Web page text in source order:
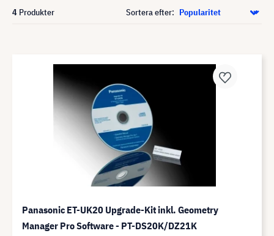
4 Produkter Sortera efter:
Panasonic ET-UK20 Upgrade-Kit inkl. Geometry
Manager Pro Software - PT-DS20K/DZ21K